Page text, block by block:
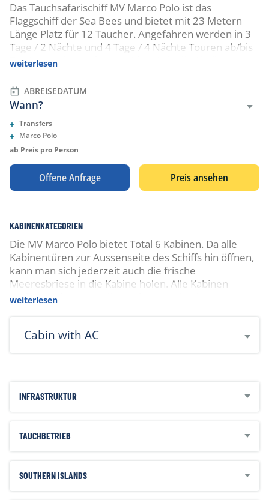
Das Tauchsafarischiff MV Marco Polo ist das
Flaggschiff der Sea Bees und bietet mit 23 Metern
Länge Platz für 12 Taucher. Angefahren werden in 3
Tage / 2 Nächte und 4 Tage / 4 Nächte Touren ab/bis
Tap Lamu, den Hafen von Khao Lak, die Similan
und zum Richelieu Rock. Die beiden Touren können
auch zu einer 7 Tage / 6 Nächte Tour kombiniert
werden.
weiterlesen
ABREISEDATUM
Wann?
Transfers
Eingeschlossene Leistungen
Marco Polo
Eingeschlossene Leistungen
ab Preis pro Person
Offene Anfrage Preis ansehen
KABINENKATEGORIEN
Die MV Marco Polo bietet Total 6 Kabinen. Da alle
Kabinentüren zur Aussenseite des Schiffs hin öffnen,
kann man sich jederzeit auch die frische
Meeresbriese in die Kabine holen. Alle Kabinen
verfügen über eine Klimaanlage sowie ein eigenes
weiterlesen
Cabin with AC
INFRASTRUKTUR
TAUCHBETRIEB
SOUTHERN ISLANDS
4400.00